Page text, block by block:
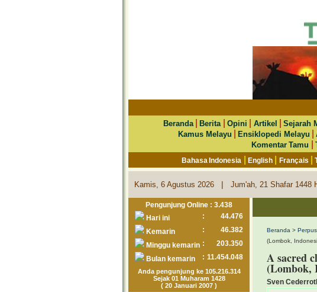
Beranda|Berita Opini Artikel |Sejarah
Kamus Melayu
|Ensiklopedi Melayu |
Komentar Tamu
|
Bahasa Indonesia |English Français |
Kamis, 6 Agustus 2026 | Jum'ah, 21 Shafar 1448
Pengunjung Online : 3.438
Hari ini
:
44.476
Kemarin
:
46.382
Minggu kemarin :
203.350
Bulan kemarin
: 11.454.048
Anda pengunjung ke 105.216.314
Sejak 01 Muharam 1428
( 20 Januari 2007 )
Beranda >
(Lombok,
A sacred
(Lombok,
Sven